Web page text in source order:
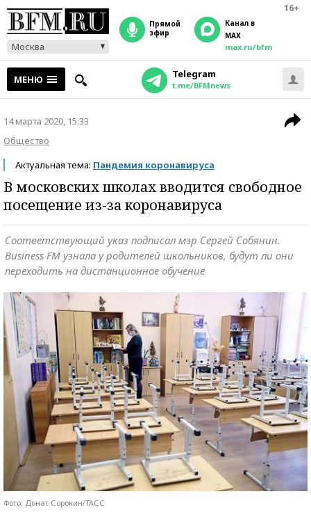
16+
Москва
прямой
эфир
Канал в
MAX
max.ru/bfm
МЕНЮ Telegram
t.me/BFMnews
14 марта 2020, 15:33
Общество
Актуальная тема: Пандемия коронавируса
В московских школах вводится свободное
посещение из-за коронавируса
Соответствующий указ подписал мэр Сергей Собянин.
Business FM узнала у родителей школьников, будут ли они
переходить на дистанционное обучение
Фото: Донат Сорокин/ТАСС